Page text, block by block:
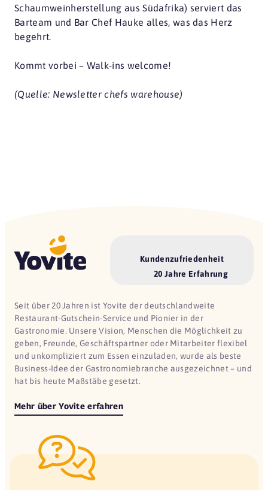
Schaumweinherstellung aus Südafrika) serviert das
Barteam und Bar Chef Hauke alles, was das Herz
begehrt.
Kommt vorbei – Walk-ins welcome!
(Quelle: Newsletter chefs warehouse)
Kundenzufriedenheit
20 Jahre Erfahrung
Seit über 20 Jahren ist Yovite der deutschlandweite
Restaurant-Gutschein-Service und Pionier in der
Gastronomie. Unsere Vision, Menschen die Möglichkeit zu
geben, Freunde, Geschäftspartner oder Mitarbeiter flexibel
und unkompliziert zum Essen einzuladen, wurde als beste
Business-Idee der Gastronomiebranche ausgezeichnet – und
hat bis heute Maßstäbe gesetzt.
Mehr über Yovite erfahren